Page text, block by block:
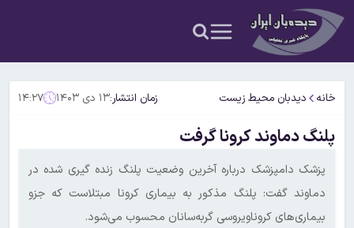
خانه دیدبان محیط زیست زمان انتشار:۱۳ دی ۱۴۰۳ ۱۴:۲۷
پلنگ دماوند کرونا گرفت
پزشک دامپزشک درباره آخرین وضعیت پلنگ زنده گیری شده در
دماوند گفت: پلنگ مذکور به بیماری کرونا مبتلاست که جزو
بیماری‌های کروناویروسی گربه‌سانان محسوب می‌شود.